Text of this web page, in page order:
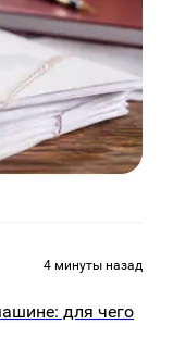
4 минуты назад
для чего